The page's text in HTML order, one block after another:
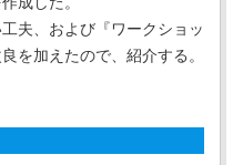
夫、および『ワークショッ
を加えたので、紹介する。